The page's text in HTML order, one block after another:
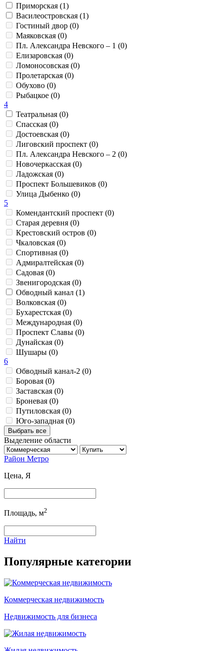
Приморская (1)
Василеостровская (1)
Гостиный двор (0)
Маяковская (0)
Пл. Александра Невского – 1 (0)
Елизаровская (0)
Ломоносовская (0)
Пролетарская (0)
Обухово (0)
Рыбацкое (0)
4
Театральная (0)
Спасская (0)
Достоевская (0)
Лиговский проспект (0)
Пл. Александра Невского – 2 (0)
Новочеркасская (0)
Ладожская (0)
Проспект Большевиков (0)
Улица Дыбенко (0)
5
Комендантский проспект (0)
Старая деревня (0)
Крестовский остров (0)
Чкаловская (0)
Спортивная (0)
Адмиралтейская (0)
Садовая (0)
Звенигородская (0)
Обводный канал (1)
Волковская (0)
Бухарестская (0)
Международная (0)
Проспект Славы (0)
Дунайская (0)
Шушары (0)
6
Обводный канал-2 (0)
Боровая (0)
Заставская (0)
Броневая (0)
Путиловская (0)
Юго-западная (0)
Выбрать все
Выделение области
Район Метро
Цена, Я
Площадь, м2
Найти
Популярные категории
Коммерческая недвижимость
Недвижимость для бизнеса